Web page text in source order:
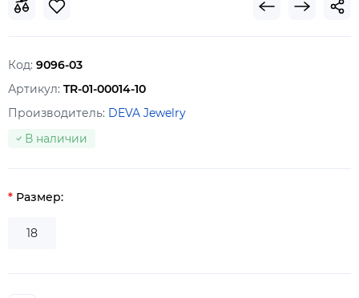
Код: 9096-03
Артикул: TR-01-00014-10
Производитель: DEVA Jewelry
В наличии
Размер:
18